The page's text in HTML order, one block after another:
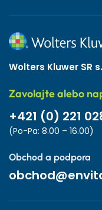
Wolters Kluwer SR
Zavolajte alebo
+421 (0) 221
(Po-Pa: 8.00 – 16.00)
Obchod a podpora